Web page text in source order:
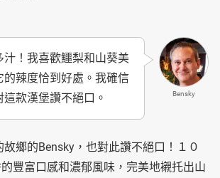
Bensky
汁！我喜歡鱷梨和山葵美
的辣度恰到好處。我確信
款漢堡讚不絕口。
鄉的Bensky，也對此讚不絕口！１０
豐富口感和濃郁風味，完美地襯托出山